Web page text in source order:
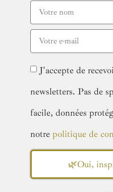
J'accepte de
newsletters. Pas de
facile, données
notre politique de
🌿Oui,